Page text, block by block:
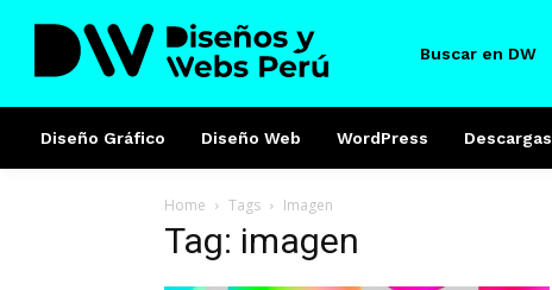
Buscar en DW
Diseño Gráfico Diseño Web WordPress Descargas
Home Tags Imagen
Tag: imagen